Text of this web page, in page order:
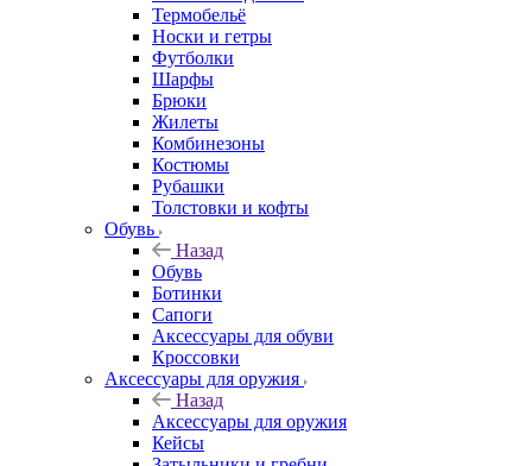
Термобельё
Носки и гетры
Футболки
Шарфы
Брюки
Жилеты
Комбинезоны
Костюмы
Рубашки
Толстовки и кофты
Обувь
Назад
Обувь
Ботинки
Сапоги
Аксессуары для обуви
Кроссовки
Аксессуары для оружия
Назад
Аксессуары для оружия
Кейсы